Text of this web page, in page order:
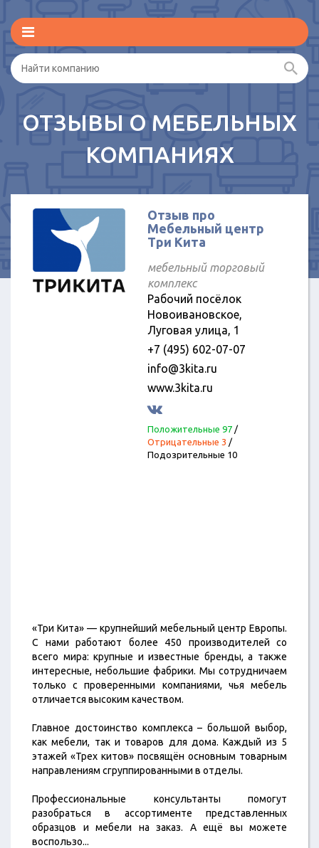
ОТЗЫВЫ О МЕБЕЛЬНЫХ
КОМПАНИЯХ
Отзыв про
Мебельный центр
Три Кита
мебельный торговый
комплекс
Рабочий посёлок
Новоивановское,
Луговая улица, 1
+7 (495) 602-07-07
info@3kita.ru
www.3kita.ru
Положительные 97/
Отрицательные 3 /
Подозрительные 10
«Три Кита» — крупнейший мебельный центр Европы.
С нами работают более 450 производителей со
всего мира: крупные и известные бренды, а также
интересные, небольшие фабрики. Мы сотрудничаем
только с проверенными компаниями, чья мебель
отличается высоким качеством.
Главное достоинство комплекса – большой выбор,
как мебели, так и товаров для дома. Каждый из 5
этажей «Трех китов» посвящён основным товарным
направлениям сгруппированными в отделы.
Профессиональные консультанты помогут
разобраться в ассортименте представленных
образцов и мебели на заказ. А ещё вы можете
воспользо...